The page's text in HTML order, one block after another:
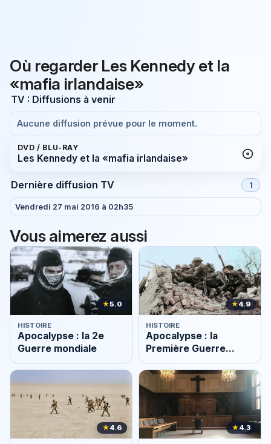
Où regarder Les Kennedy et la
«mafia irlandaise»
TV : Diffusions à venir
Aucune diffusion prévue pour le moment.
DVD / BLU-RAY
Les Kennedy et la «mafia irlandaise»
Dernière diffusion TV 1
Vendredi 27 mai 2016 à 02h35
Vous aimerez aussi
★5.0
HISTOIRE
Apocalypse : la 2e
Guerre mondiale
★4.9
HISTOIRE
Apocalypse : la
Première Guerre
mondiale
★4.6 ★4.3